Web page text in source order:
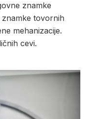
znamke
tovornih
mehanizacije.
cevi.